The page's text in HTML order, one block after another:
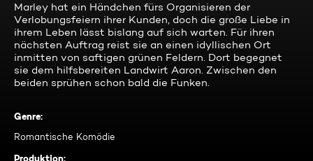
Marley hat ein Händchen fürs Organisieren der
Verlobungsfeiern ihrer Kunden, doch die große Liebe in
ihrem Leben lässt bislang auf sich warten. Für ihren
nächsten Auftrag reist sie an einen idyllischen Ort
inmitten von saftigen grünen Feldern. Dort begegnet
sie dem hilfsbereiten Landwirt Aaron. Zwischen den
beiden sprühen schon bald die Funken.
Genre:
Romantische Komödie
Produktion: